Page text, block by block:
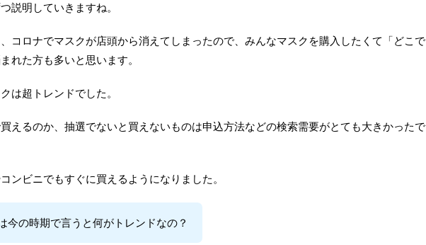
説明していきますね。
コロナでマスクが店頭から消えてしまったので、みんなマスクを購入したくて「どこで
れた方も多いと思います。
は超トレンドでした。
えるのか、抽選でないと買えないものは申込方法などの検索需要がとても大きかったで
ンビニでもすぐに買えるようになりました。
今の時期で言うと何がトレンドなの？